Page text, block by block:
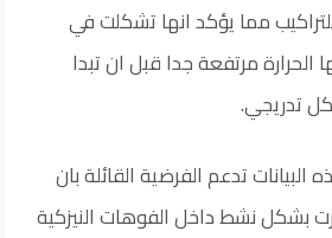
مما يؤكد انها تشكلت في
مرتفعة جدا قبل ان تبدا
تدريجي.
البيانات تدعم الفرضية القائلة بان
بشكل نشط داخل الفوهات النيزكية